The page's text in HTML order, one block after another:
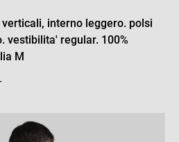
interno leggero. polsi
vestibilita' regular. 100%
M